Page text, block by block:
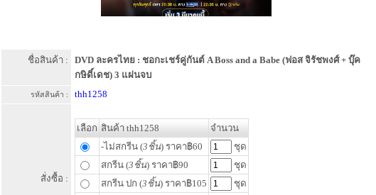
ชื่อสินค้า :
DVD ละครไทย : ชอกะเชร์คู่กันต์ A Boss and a Babe (ฟอส จิรัชพงศ์ + บุ๊ค
กษิดิ์เดช) 3 แผ่นจบ
รหัสสินค้า : thh1258
สั่งซื้อ :
เลือก สินค้า thh1258
จำนวน
-ไม่สกรีน (3ชิ้น) ราคา฿60
ชุด
สกรีน (3ชิ้น) ราคา฿90
ชุด
สกรีน ปก (3ชิ้น) ราคา฿105
ชุด